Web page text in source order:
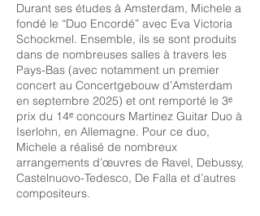
Durant ses études à Amsterdam, Michele a
fondé le “Duo Encordé” avec Eva Victoria
Schockmel. Ensemble, ils se sont produits
dans de nombreuses salles à travers les
Pays-Bas (avec notamment un premier
concert au Concertgebouw d’Amsterdam
en septembre 2025) et ont remporté le 3ᵉ
prix du 14ᵉ concours Martinez Guitar Duo à
Iserlohn, en Allemagne. Pour ce duo,
Michele a réalisé de nombreux
arrangements d’œuvres de Ravel, Debussy,
Castelnuovo-Tedesco, De Falla et d’autres
compositeurs.